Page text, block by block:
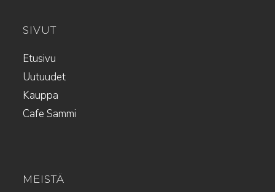
SIVUT
Etusivu
Uutuudet
Kauppa
Cafe Sammi
MEISTÄ